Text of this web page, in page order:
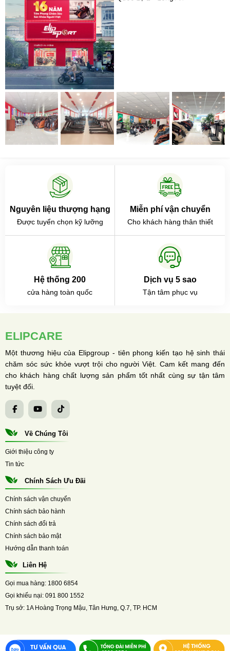
Nguyên liệu thượng hạng
Được tuyển chọn kỹ lưỡng
Miễn phí vận chuyển
Cho khách hàng thân thiết
Hệ thống 200
cửa hàng toàn quốc
Dịch vụ 5 sao
Tận tâm phục vụ
ELIPCARE
Một thương hiệu của Elipgroup - tiên phong kiến tạo hệ sinh thái
chăm sóc sức khỏe vượt trội cho người Việt. Cam kết mang đến
cho khách hàng chất lượng sản phẩm tốt nhất cùng sự tận tâm
tuyệt đối.
Về Chúng Tôi
Giới thiệu công ty
Tin tức
Chính Sách Ưu Đãi
Chính sách vận chuyển
Chính sách bảo hành
Chính sách đổi trả
Chính sách bảo mật
Hướng dẫn thanh toán
Liên Hệ
Gọi mua hàng: 1800 6854
Gọi khiếu nại: 091 800 1552
Trụ sở: 1A Hoàng Trọng Mậu, Tân Hưng, Q.7, TP. HCM